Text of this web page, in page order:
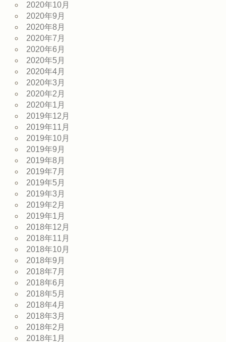
2020年10月
2020年9月
2020年8月
2020年7月
2020年6月
2020年5月
2020年4月
2020年3月
2020年2月
2020年1月
2019年12月
2019年11月
2019年10月
2019年9月
2019年8月
2019年7月
2019年5月
2019年3月
2019年2月
2019年1月
2018年12月
2018年11月
2018年10月
2018年9月
2018年7月
2018年6月
2018年5月
2018年4月
2018年3月
2018年2月
2018年1月